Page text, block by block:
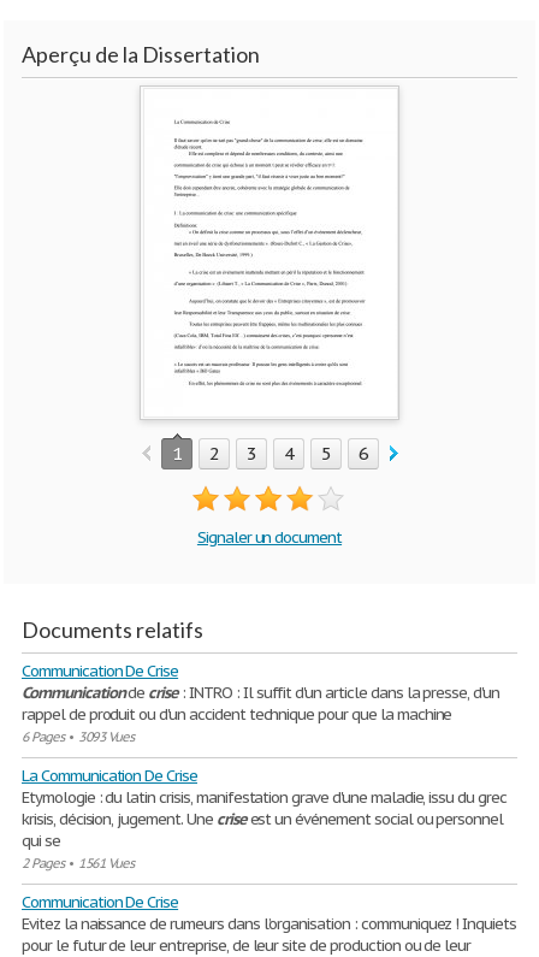
Aperçu de la Dissertation
1 2 3 4 5 6 7
Signaler un document
Documents relatifs
Communication De Crise
Communicationde crise: INTRO : Il suffit d'un article dans la presse, d'un
rappel de produit ou d'un accident technique pour que la machine
6 Pages• 3093 Vues
La Communication De Crise
Etymologie : du latin crisis, manifestation grave d'une maladie, issu du grec
krisis, décision, jugement. Une criseest un événement social ou personnel
qui se
2 Pages• 1561 Vues
Communication De Crise
Evitez la naissance de rumeurs dans l’organisation : communiquez ! Inquiets
pour le futur de leur entreprise, de leur site de production ou de leur